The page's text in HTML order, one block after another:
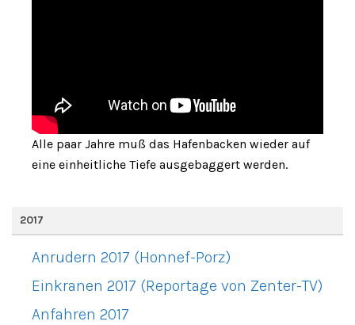
Alle paar Jahre muß das Hafenbacken wieder auf
eine einheitliche Tiefe ausgebaggert werden.
2017
Anrudern 2017 (Honnef-Porz)
Einkranen 2017 (Reportage von Zenter-TV)
Anfahren 2017